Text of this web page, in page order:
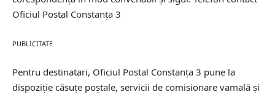
Oficiul Postal Constanţa 3
PUBLICITATE
Pentru destinatari, Oficiul Postal Constanţa 3 pune la
dispoziție căsuțe poștale, servicii de comisionare vamală și